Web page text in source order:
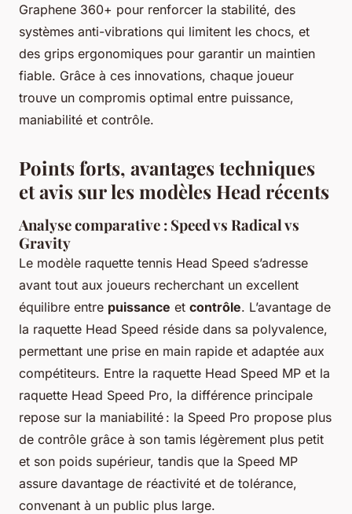
Graphene 360+ pour renforcer la stabilité, des
systèmes anti-vibrations qui limitent les chocs, et
des grips ergonomiques pour garantir un maintien
fiable. Grâce à ces innovations, chaque joueur
trouve un compromis optimal entre puissance,
maniabilité et contrôle.
Points forts, avantages techniques
et avis sur les modèles Head récents
Analyse comparative : Speed vs Radical vs
Gravity
Le modèle raquette tennis Head Speed s’adresse
avant tout aux joueurs recherchant un excellent
équilibre entre puissance et contrôle. L’avantage de
la raquette Head Speed réside dans sa polyvalence,
permettant une prise en main rapide et adaptée aux
compétiteurs. Entre la raquette Head Speed MP et la
raquette Head Speed Pro, la différence principale
repose sur la maniabilité : la Speed Pro propose plus
de contrôle grâce à son tamis légèrement plus petit
et son poids supérieur, tandis que la Speed MP
assure davantage de réactivité et de tolérance,
convenant à un public plus large.